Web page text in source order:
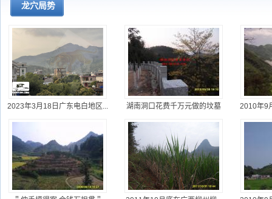
记2011后我家里其中一祖坟插枝复活风水格局
记2008年天生一穴自然成，乱世军阀，平世将
＂伸手摸得案,金钱万担贯＂
2011年10月底在广西柳州柳城县为东家寻龙点穴形局
贵州一些地区峦头欣赏
龙穴局势
2023年3月18日广东电白地区... 湖南洞口花费千万元做的坟墓 2010年9